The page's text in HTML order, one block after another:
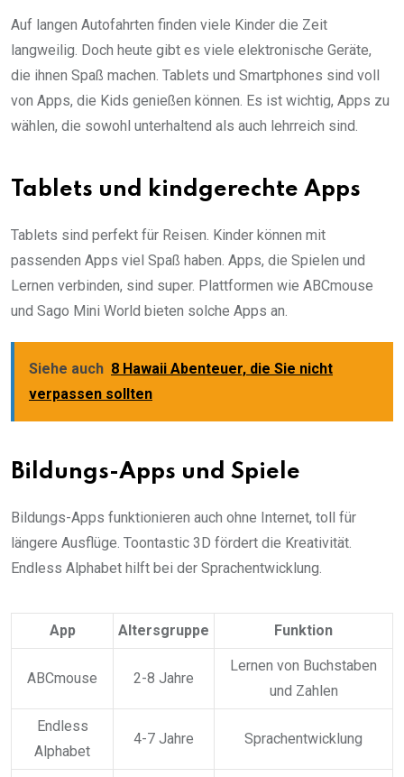
Auf langen Autofahrten finden viele Kinder die Zeit
langweilig. Doch heute gibt es viele elektronische Geräte,
die ihnen Spaß machen. Tablets und Smartphones sind voll
von Apps, die Kids genießen können. Es ist wichtig, Apps zu
wählen, die sowohl unterhaltend als auch lehrreich sind.
Tablets und kindgerechte Apps
Tablets sind perfekt für Reisen. Kinder können mit
passenden Apps viel Spaß haben. Apps, die Spielen und
Lernen verbinden, sind super. Plattformen wie ABCmouse
und Sago Mini World bieten solche Apps an.
Siehe auch 8 Hawaii Abenteuer, die Sie nicht
verpassen sollten
Bildungs-Apps und Spiele
Bildungs-Apps funktionieren auch ohne Internet, toll für
längere Ausflüge. Toontastic 3D fördert die Kreativität.
Endless Alphabet hilft bei der Sprachentwicklung.
App Altersgruppe Funktion
ABCmouse 2-8 Jahre
Lernen von Buchstaben
und Zahlen
Endless
Alphabet
4-7 Jahre Sprachentwicklung